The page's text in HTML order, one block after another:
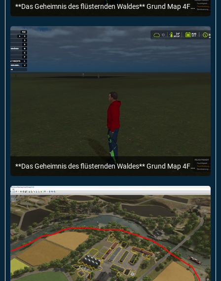
**Das Geheimnis des flüsternden Waldes** Grund Map 4Fach fertig.
30. März 2025 um 19:55
**Das Geheimnis des flüsternden Waldes** Grund Map 4Fach fertig.
30. März 2025 um 19:55